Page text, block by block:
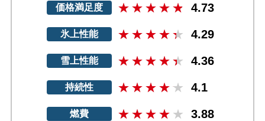
価格満足度 4.73
氷上性能 4.29
雪上性能 4.36
持続性 4.1
燃費 3.88